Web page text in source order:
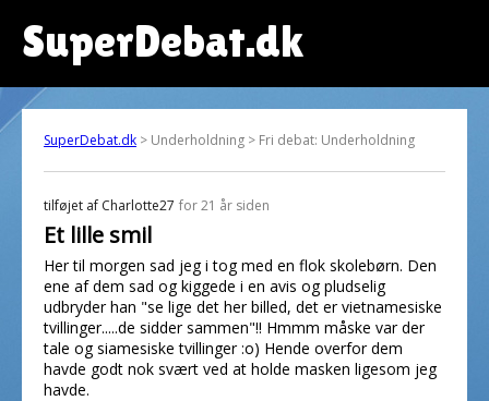
SuperDebat.dk
SuperDebat.dk > Underholdning > Fri debat: Underholdning
tilføjet af Charlotte27 for 21 år siden
Et lille smil
Her til morgen sad jeg i tog med en flok skolebørn. Den
ene af dem sad og kiggede i en avis og pludselig
udbryder han "se lige det her billed, det er vietnamesiske
tvillinger.....de sidder sammen"!! Hmmm måske var der
tale og siamesiske tvillinger :o) Hende overfor dem
havde godt nok svært ved at holde masken ligesom jeg
havde.